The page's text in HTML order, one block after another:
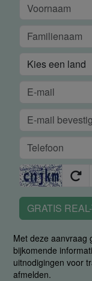
GRATIS
Met deze aanvraag
bijkomende
uitnodigingen voor
afmelden.